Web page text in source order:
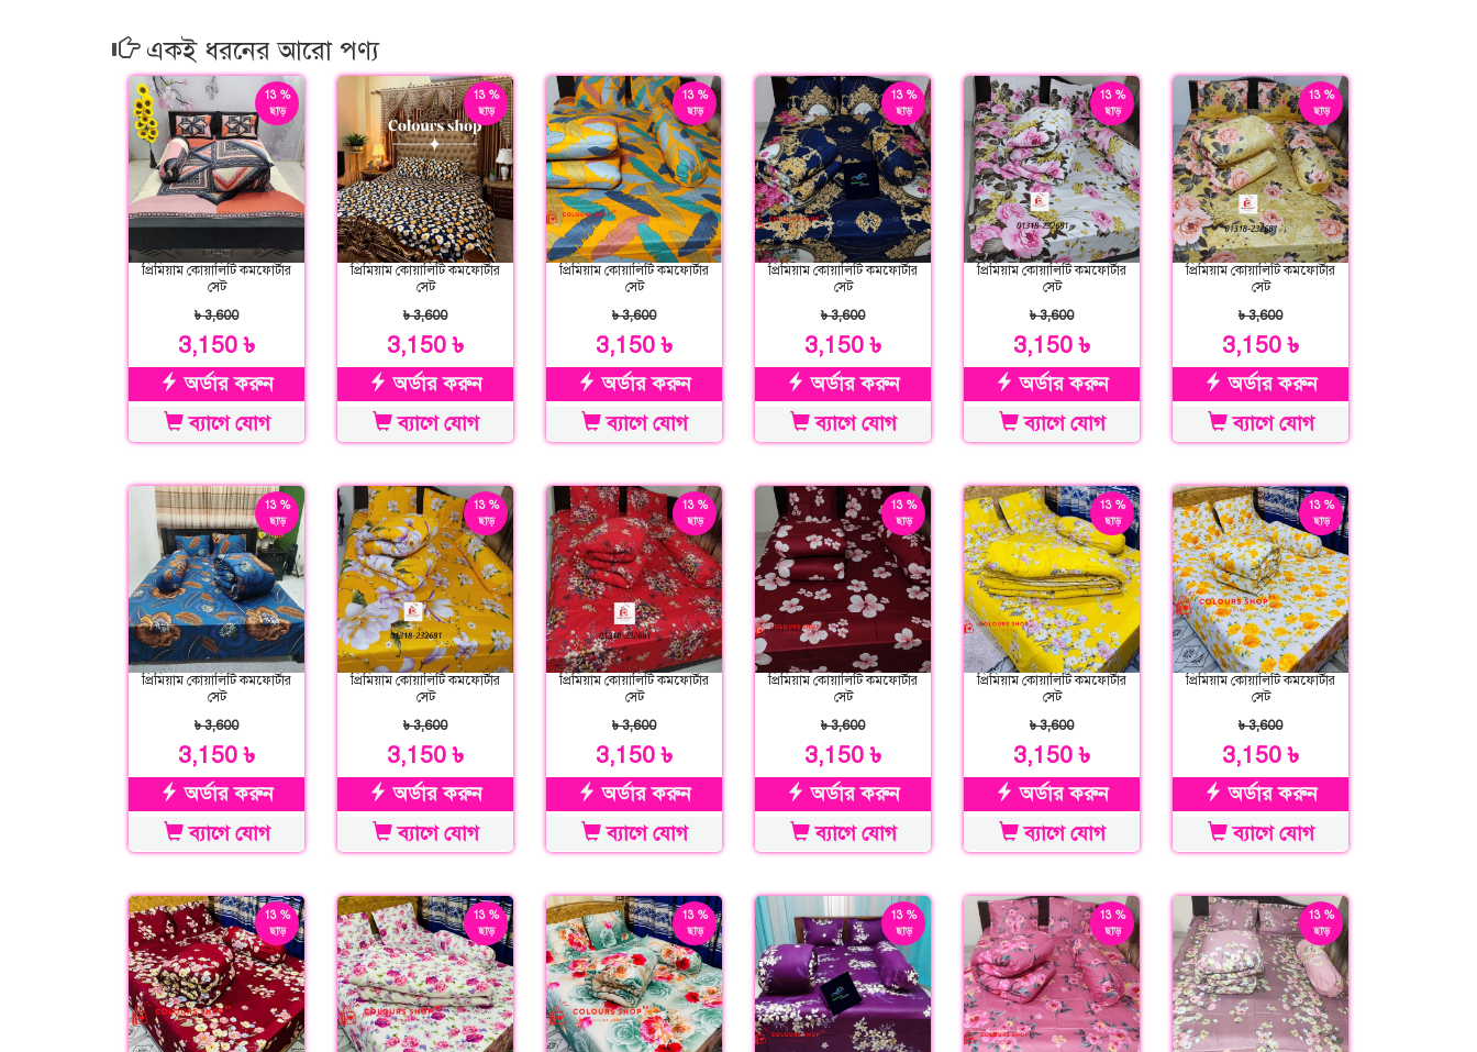
একই ধরনের আরো পণ্য
13 %
ছাড়
প্রিমিয়াম কোয়ালিটি কমফোর্টার
সেট
৳ 3,600
3,150 ৳
অর্ডার করুন
ব্যাগে যোগ
13 %
ছাড়
প্রিমিয়াম কোয়ালিটি কমফোর্টার
সেট
৳ 3,600
3,150 ৳
অর্ডার করুন
ব্যাগে যোগ
13 %
ছাড়
প্রিমিয়াম কোয়ালিটি কমফোর্টার
সেট
৳ 3,600
3,150 ৳
অর্ডার করুন
ব্যাগে যোগ
13 %
ছাড়
প্রিমিয়াম কোয়ালিটি কমফোর্টার
সেট
৳ 3,600
3,150 ৳
অর্ডার করুন
ব্যাগে যোগ
13 %
ছাড়
প্রিমিয়াম কোয়ালিটি কমফোর্টার
সেট
৳ 3,600
3,150 ৳
অর্ডার করুন
ব্যাগে যোগ
13 %
ছাড়
প্রিমিয়াম কোয়ালিটি কমফোর্টার
সেট
৳ 3,600
3,150 ৳
অর্ডার করুন
ব্যাগে যোগ
13 %
ছাড়
প্রিমিয়াম কোয়ালিটি কমফোর্টার
সেট
৳ 3,600
3,150 ৳
অর্ডার করুন
ব্যাগে যোগ
13 %
ছাড়
প্রিমিয়াম কোয়ালিটি কমফোর্টার
সেট
৳ 3,600
3,150 ৳
অর্ডার করুন
ব্যাগে যোগ
13 %
ছাড়
প্রিমিয়াম কোয়ালিটি কমফোর্টার
সেট
৳ 3,600
3,150 ৳
অর্ডার করুন
ব্যাগে যোগ
13 %
ছাড়
প্রিমিয়াম কোয়ালিটি কমফোর্টার
সেট
৳ 3,600
3,150 ৳
অর্ডার করুন
ব্যাগে যোগ
13 %
ছাড়
প্রিমিয়াম কোয়ালিটি কমফোর্টার
সেট
৳ 3,600
3,150 ৳
অর্ডার করুন
ব্যাগে যোগ
13 %
ছাড়
প্রিমিয়াম কোয়ালিটি কমফোর্টার
সেট
৳ 3,600
3,150 ৳
অর্ডার করুন
ব্যাগে যোগ
13 %
ছাড়
13 %
ছাড়
13 %
ছাড়
13 %
ছাড়
13 %
ছাড়
13 %
ছাড়